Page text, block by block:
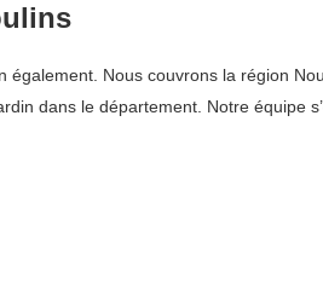
Nous couvrons la région
dans le département. Notre équipe